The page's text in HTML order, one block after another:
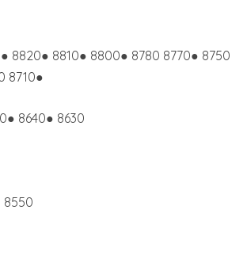
8820● 8810● 8800● 8780 8770● 8750
8710●
8640● 8630
8550